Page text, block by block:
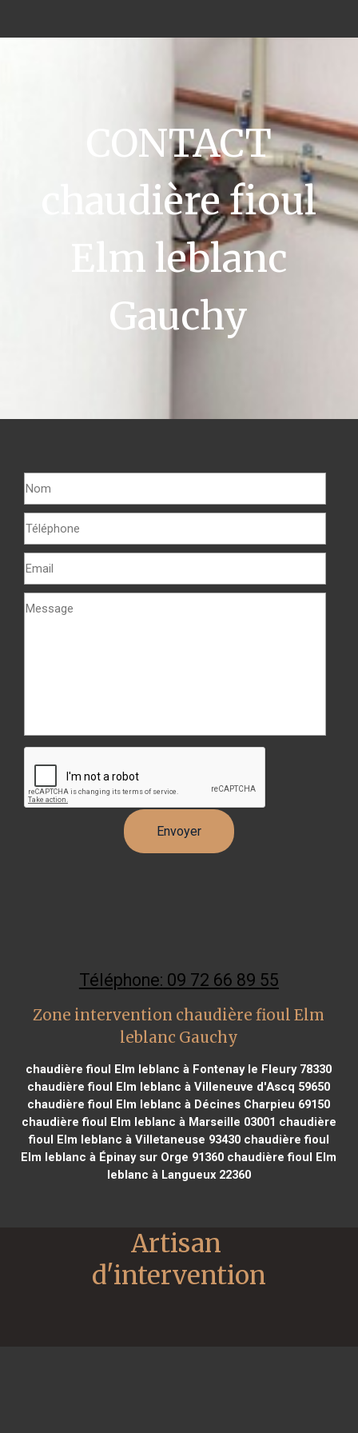
CONTACT
chaudière fioul
Elm leblanc
Gauchy
Téléphone: 09 72 66 89 55
Zone intervention chaudière fioul Elm
leblanc Gauchy
chaudière fioul Elm leblanc à Fontenay le Fleury 78330
chaudière fioul Elm leblanc à Villeneuve d'Ascq 59650
chaudière fioul Elm leblanc à Décines Charpieu 69150
chaudière fioul Elm leblanc à Marseille 03001 chaudière
fioul Elm leblanc à Villetaneuse 93430chaudière fioul
Elm leblanc à Épinay sur Orge 91360 chaudière fioul Elm
leblanc à Langueux 22360
Artisan
d'intervention